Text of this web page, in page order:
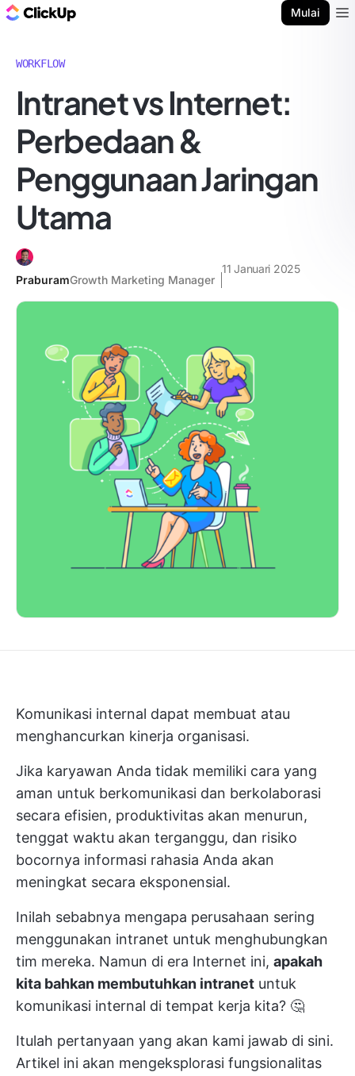
Mulai
WORKFLOW
Intranet vs Internet:
Perbedaan &
Penggunaan Jaringan
Utama
PraburamGrowth Marketing Manager
11 Januari 2025
Komunikasi internal dapat membuat atau
menghancurkan kinerja organisasi.
Jika karyawan Anda tidak memiliki cara yang
aman untuk berkomunikasi dan berkolaborasi
secara efisien, produktivitas akan menurun,
tenggat waktu akan terganggu, dan risiko
bocornya informasi rahasia Anda akan
meningkat secara eksponensial.
Inilah sebabnya mengapa perusahaan sering
menggunakan intranet untuk menghubungkan
tim mereka. Namun di era Internet ini, apakah
kita bahkan membutuhkan intranet untuk
komunikasi internal di tempat kerja kita? 🤔
Itulah pertanyaan yang akan kami jawab di sini.
Artikel ini akan mengeksplorasi fungsionalitas